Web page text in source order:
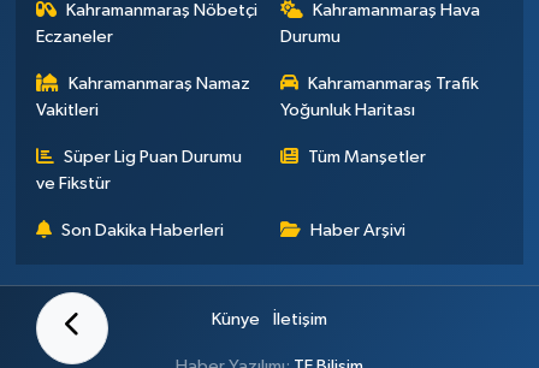
Kahramanmaraş Nöbetçi
Eczaneler
Kahramanmaraş Hava
Durumu
Kahramanmaraş Namaz
Vakitleri
Kahramanmaraş Trafik
Yoğunluk Haritası
Süper Lig Puan Durumu
ve Fikstür
Tüm Manşetler
Son Dakika Haberleri Haber Arşivi
Künye İletişim